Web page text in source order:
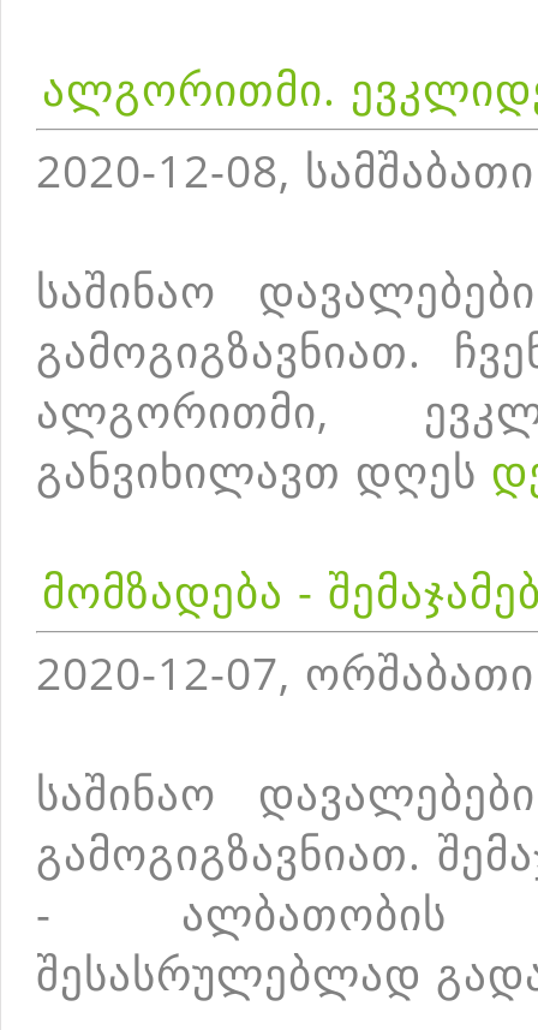
ალგორითმი.
2020-12-08, სამშაბათი
საშინაო
გამოგიგზავნიათ.
ალგორითმი,
განვიხილავთ დღეს
მომზადება -
2020-12-07, ორშაბათი
საშინაო
გამოგიგზავნიათ.
- ალბათობის
შესასრულებლად